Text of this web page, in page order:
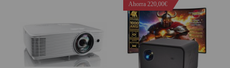
Ahorra 220,00€